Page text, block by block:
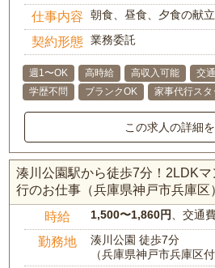
仕事内容 朝食、昼食、夕食の献
契約形態 業務委託
週1〜OK 高時給 高収入可能 交
学歴不問
ブランクOK 家事代行ス
この求人の詳細
湊川公園駅から徒歩7分！2LDK
行のお仕事（兵庫県神戸市兵庫区
時給 1,500〜1,860円 、交通
勤務地
湊川公園 徒歩7分
（兵庫県神戸市兵庫区付